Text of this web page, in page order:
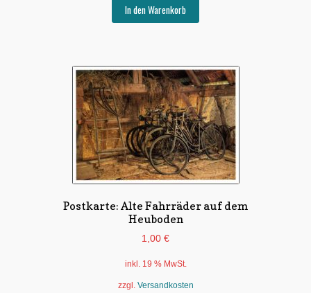
In den Warenkorb
Postkarte: Alte Fahrräder auf dem
Heuboden
1,00 €
inkl. 19 % MwSt.
zzgl. Versandkosten